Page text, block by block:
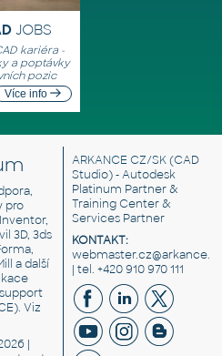
JOBS
kariéra -
a poptávky
pozic
Více info
pro
3D, 3ds
a další
Viz
|
ARKANCE CZ/SK(CAD
Studio) - Autodesk
Platinum Partner &
Training Center &
Services Partner
KONTAKT:
| tel. +420 910 970 111